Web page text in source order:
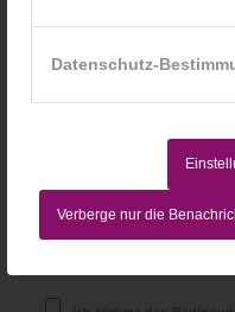
Datenschutz-
Verberge nur die